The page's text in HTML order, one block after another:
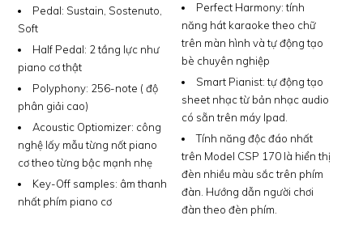
Pedal: Sustain, Sostenuto,
Soft
Half Pedal: 2 tầng lực như
piano cơ thật
Polyphony: 256-note ( độ
phân giải cao)
Acoustic Optiomizer: công
nghệ lấy mẫu từng nốt piano
cơ theo từng bậc mạnh nhẹ
Key-Off samples: âm thanh
nhất phím piano cơ
Perfect Harmony:tính
năng hát karaoke theo chữ
trên màn hình và tự động tạo
bè chuyên nghiệp
Smart Pianist:tự động tạo
sheet nhạc từ bản nhạc audio
có sẵn trên máy Ipad.
Tính năng độc đáo nhất
trên Model CSP 170 là hiển thị
đèn nhiều màu sắc trên phím
đàn. Hướng dẫn người chơi
đàn theo đèn phím.